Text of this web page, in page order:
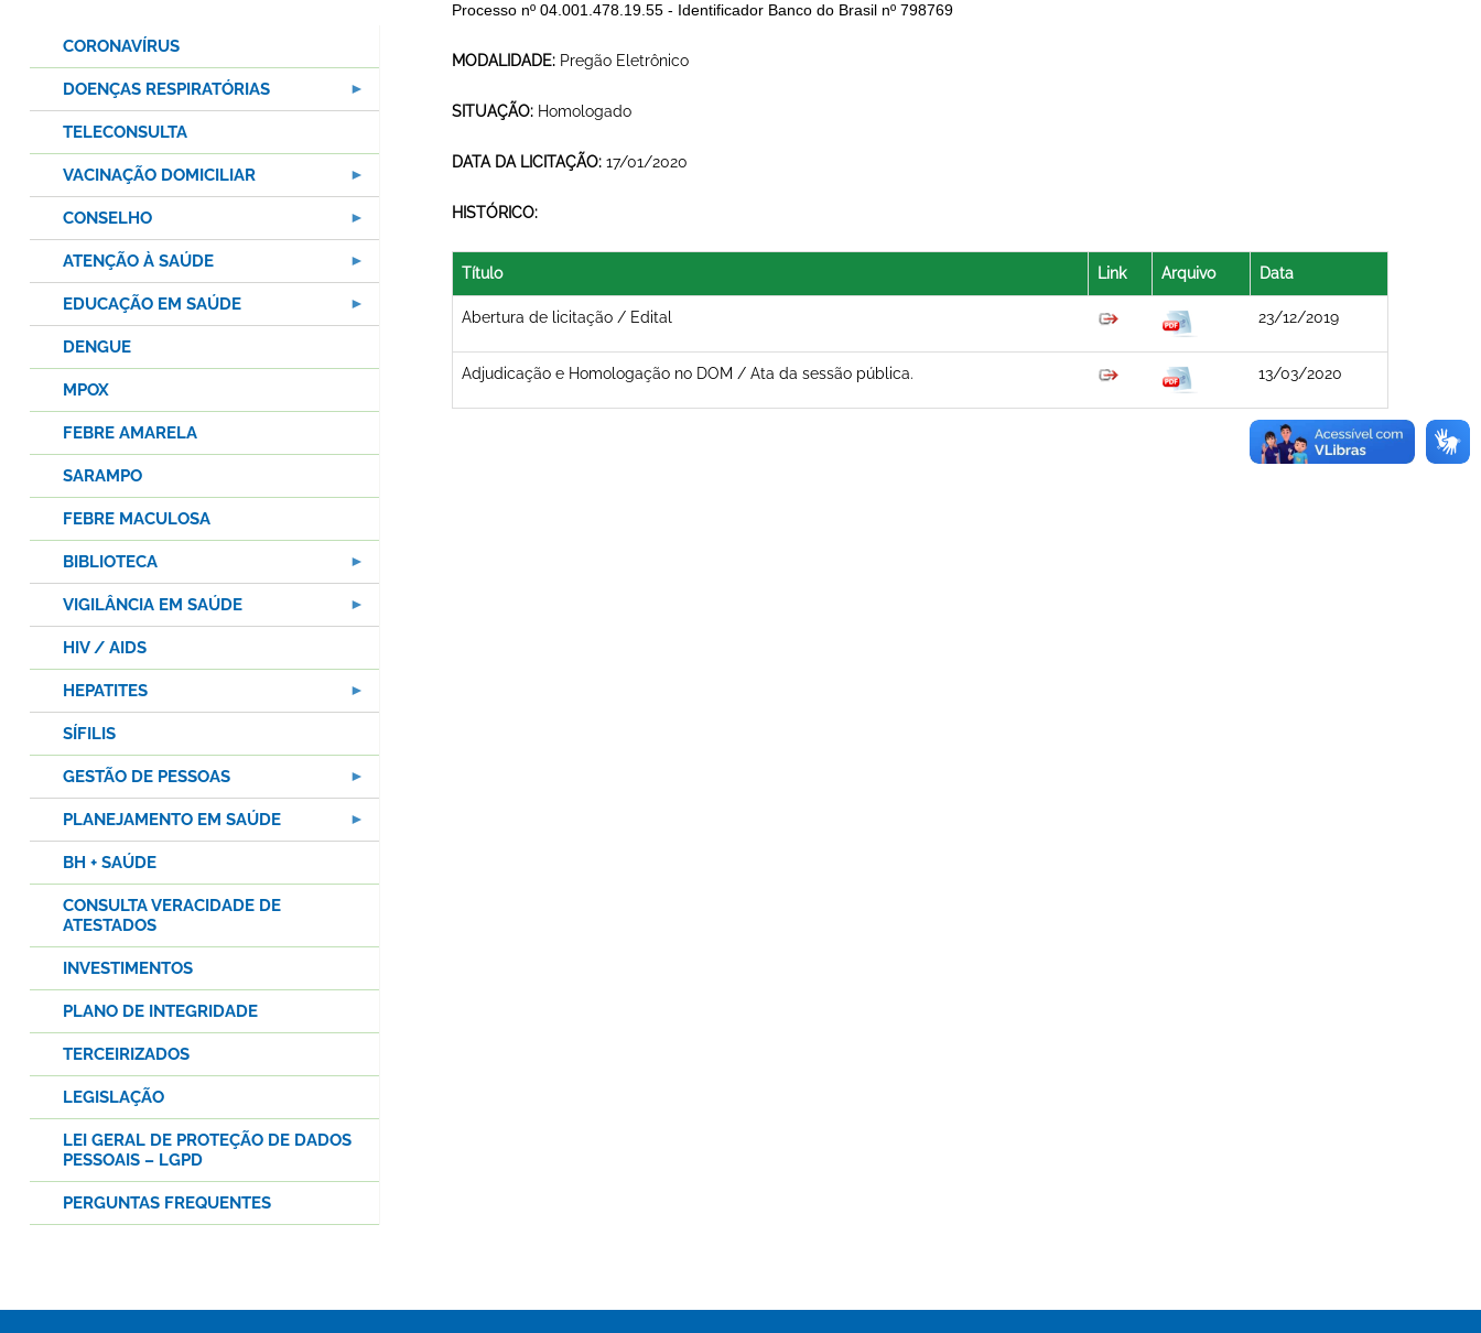
Processo nº 04.001.478.19.55 - Identificador Banco do Brasil nº 798769
MODALIDADE: Pregão Eletrônico
SITUAÇÃO: Homologado
DATA DA LICITAÇÃO: 17/01/2020
HISTÓRICO:
Título Link Arquivo Data
Abertura de licitação / Edital 23/12/2019
Adjudicação e Homologação no DOM / Ata da sessão pública. 13/03/2020
CORONAVÍRUS
DOENÇAS RESPIRATÓRIAS
TELECONSULTA
VACINAÇÃO DOMICILIAR
CONSELHO
ATENÇÃO À SAÚDE
EDUCAÇÃO EM SAÚDE
DENGUE
MPOX
FEBRE AMARELA
SARAMPO
FEBRE MACULOSA
BIBLIOTECA
VIGILÂNCIA EM SAÚDE
HIV / AIDS
HEPATITES
SÍFILIS
GESTÃO DE PESSOAS
PLANEJAMENTO EM SAÚDE
BH + SAÚDE
CONSULTA VERACIDADE DE
ATESTADOS
INVESTIMENTOS
PLANO DE INTEGRIDADE
TERCEIRIZADOS
LEGISLAÇÃO
LEI GERAL DE PROTEÇÃO DE DADOS
PESSOAIS – LGPD
PERGUNTAS FREQUENTES